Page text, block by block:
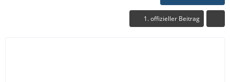
1. offizieller Beitrag